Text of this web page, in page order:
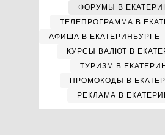
ФОРУМЫ В
ТЕЛЕПРОГРАММА В
АФИША В ЕКАТЕРИНБУРГЕ
КУРСЫ ВАЛЮТ В
ТУРИЗМ В
ПРОМОКОДЫ В
РЕКЛАМА В